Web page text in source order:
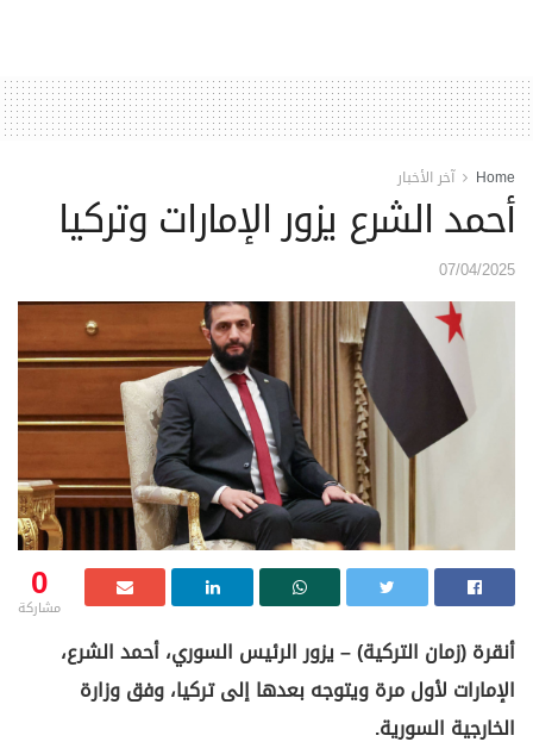
Home آخر الأخبار
أحمد الشرع يزور الإمارات وتركيا
07/04/2025
0
مشاركة
أنقرة (زمان التركية) – يزور الرئيس السوري، أحمد الشرع،
الإمارات لأول مرة ويتوجه بعدها إلى تركيا، وفق وزارة
الخارجية السورية.